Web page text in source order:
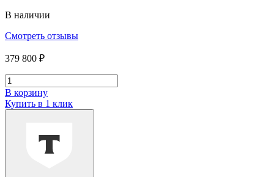
В наличии
Смотреть отзывы
379 800 ₽
В корзину
Купить в 1 клик